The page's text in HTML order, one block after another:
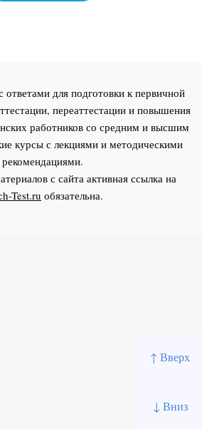
↑ Вверх
↓ Вниз
для подготовки к первичной
переаттестации и повышения
работников со средним и высшим
курсы с лекциями и методическими
рекомендациями.
с сайта активная ссылка на
Test.ru обязательна.